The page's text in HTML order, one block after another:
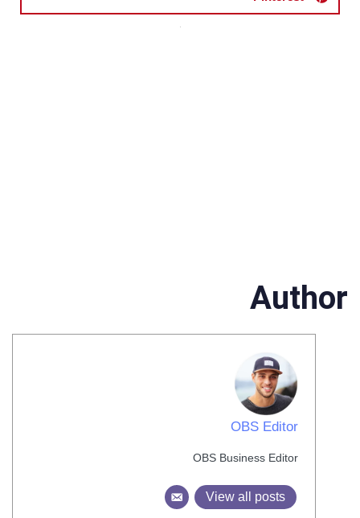
Author
OBS Editor
OBS Business Editor
View all posts